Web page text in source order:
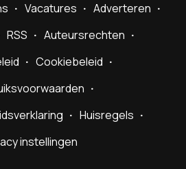
Vacatures
Adverteren
RSS
Auteursrechten
Cookiebeleid
Huisregels
instellingen